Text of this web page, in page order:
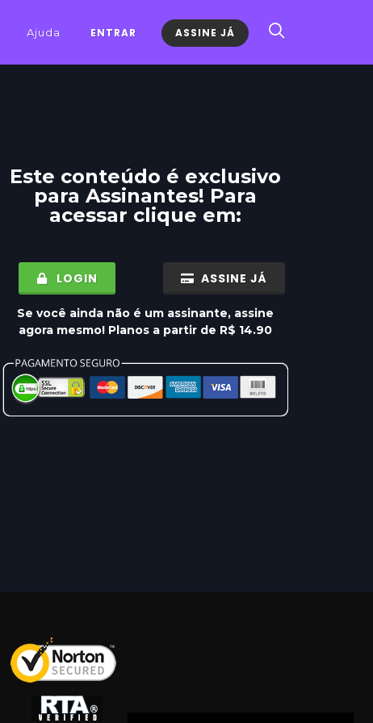
Ajuda ENTRAR ASSINE JÁ
Este conteúdo é exclusivo
para Assinantes! Para
acessar clique em:
LOGIN ASSINE JÁ
Se você ainda não é um assinante, assine
agora mesmo! Planos a partir de R$ 14.90